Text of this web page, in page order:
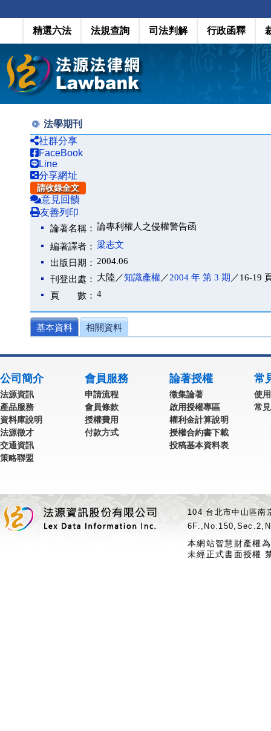
精選六法 法規查詢 司法判解 行政函釋
法學期刊
社群分享
FaceBook
Line
分享網址
請收錄全文
意見回饋
友善列印
論著名稱： 論專利權人之侵權警告函
編著譯者： 梁志文
出版日期： 2004.06
刊登出處： 大陸／知識產權／2004 年 第 3 期 ／16-19
頁 數： 4
基本資料 相關資料
公司簡介
法源資訊
產品服務
資料庫說明
法源徵才
交通資訊
策略聯盟
會員服務
申請流程
會員條款
授權費用
付款方式
論著授權
徵集論著
啟用授權專區
權利金計算說明
授權合約書下載
投稿基本資料表
常
使
常
104 台北市中山區
本網站智慧財產權
未經正式書面授權